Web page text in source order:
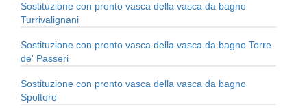
Sostituzione con pronto vasca della vasca da bagno
Turrivalignani
Sostituzione con pronto vasca della vasca da bagno Torre
de' Passeri
Sostituzione con pronto vasca della vasca da bagno
Spoltore